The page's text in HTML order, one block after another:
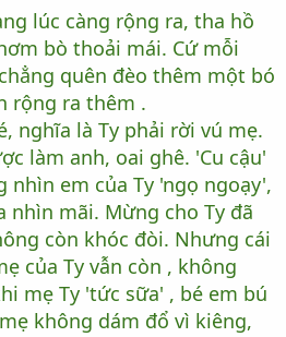
lúc càng rộng ra, tha hồ
bò thoải mái. Cứ mỗi
quên đèo thêm một bó
rộng ra thêm .
nghĩa là Ty phải rời vú mẹ.
làm anh, oai ghê. 'Cu cậu'
nhìn em của Ty 'ngọ ngoạy',
nhìn mãi. Mừng cho Ty đã
còn khóc đòi. Nhưng cái
của Ty vẫn còn , không
mẹ Ty 'tức sữa' , bé em bú
không dám đổ vì kiêng,